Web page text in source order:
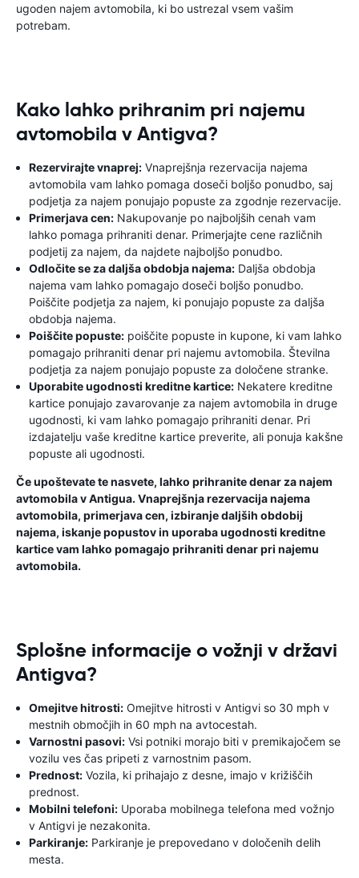
ugoden najem avtomobila, ki bo ustrezal vsem vašim
potrebam.
Kako lahko prihranim pri najemu
avtomobila v Antigva?
Rezervirajte vnaprej: Vnaprejšnja rezervacija najema
avtomobila vam lahko pomaga doseči boljšo ponudbo, saj
podjetja za najem ponujajo popuste za zgodnje rezervacije.
Primerjava cen: Nakupovanje po najboljših cenah vam
lahko pomaga prihraniti denar. Primerjajte cene različnih
podjetij za najem, da najdete najboljšo ponudbo.
Odločite se za daljša obdobja najema: Daljša obdobja
najema vam lahko pomagajo doseči boljšo ponudbo.
Poiščite podjetja za najem, ki ponujajo popuste za daljša
obdobja najema.
Poiščite popuste: poiščite popuste in kupone, ki vam lahko
pomagajo prihraniti denar pri najemu avtomobila. Številna
podjetja za najem ponujajo popuste za določene stranke.
Uporabite ugodnosti kreditne kartice: Nekatere kreditne
kartice ponujajo zavarovanje za najem avtomobila in druge
ugodnosti, ki vam lahko pomagajo prihraniti denar. Pri
izdajatelju vaše kreditne kartice preverite, ali ponuja kakšne
popuste ali ugodnosti.
Če upoštevate te nasvete, lahko prihranite denar za najem
avtomobila v Antigua. Vnaprejšnja rezervacija najema
avtomobila, primerjava cen, izbiranje daljših obdobij
najema, iskanje popustov in uporaba ugodnosti kreditne
kartice vam lahko pomagajo prihraniti denar pri najemu
avtomobila.
Splošne informacije o vožnji v državi
Antigva?
Omejitve hitrosti: Omejitve hitrosti v Antigvi so 30 mph v
mestnih območjih in 60 mph na avtocestah.
Varnostni pasovi: Vsi potniki morajo biti v premikajočem se
vozilu ves čas pripeti z varnostnim pasom.
Prednost: Vozila, ki prihajajo z desne, imajo v križiščih
prednost.
Mobilni telefoni: Uporaba mobilnega telefona med vožnjo
v Antigvi je nezakonita.
Parkiranje: Parkiranje je prepovedano v določenih delih
mesta.